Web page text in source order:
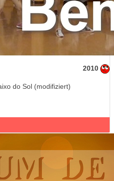
2010
do Sol (modifiziert)